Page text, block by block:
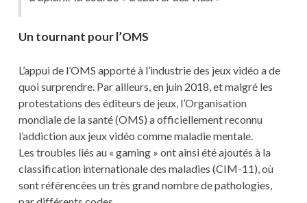
Un tournant pour l’OMS
L’appui de l’OMS apporté à l’industrie des jeux vidéo a de
quoi surprendre. Par ailleurs, en juin 2018, et malgré les
protestations des éditeurs de jeux, l’Organisation
mondiale de la santé (OMS) a officiellement reconnu
l’addiction aux jeux vidéo comme maladie mentale.
Les troubles liés au « gaming » ont ainsi été ajoutés à la
classification internationale des maladies (CIM-11), où
sont référencées un très grand nombre de pathologies,